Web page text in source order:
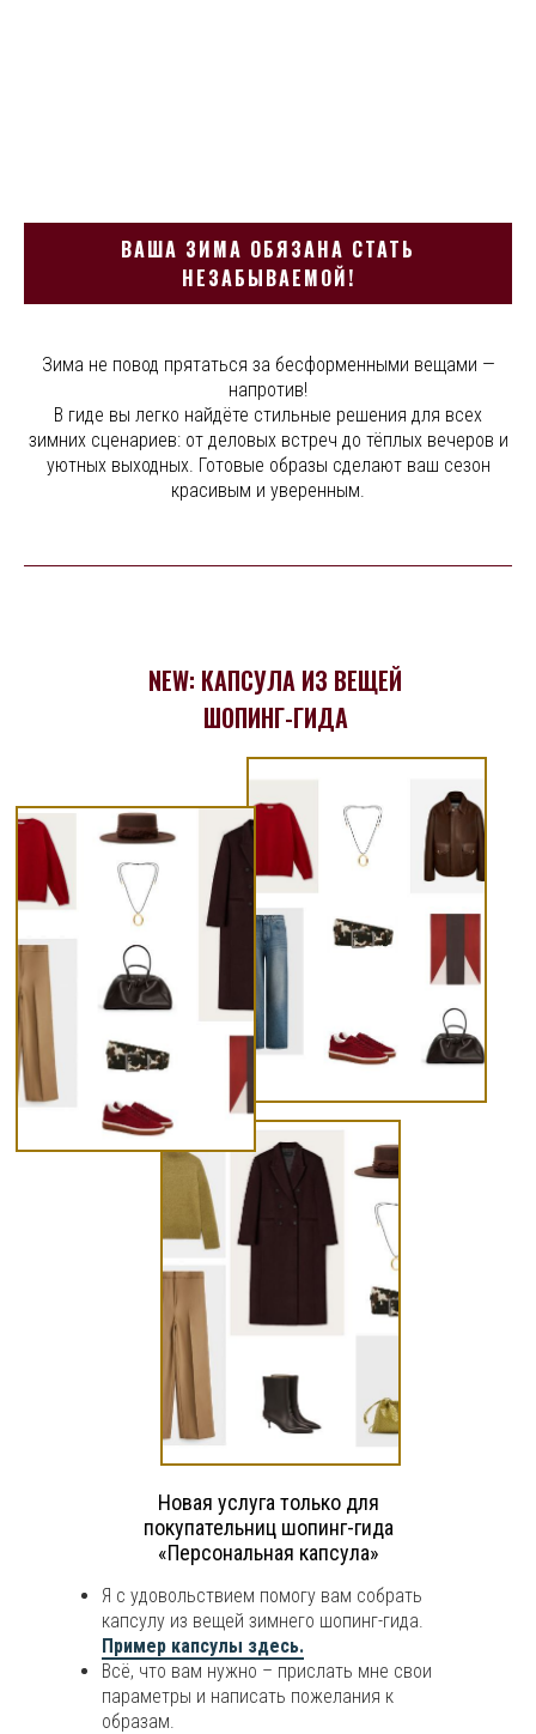
ВАША ЗИМА ОБЯЗАНА СТАТЬ
НЕЗАБЫВАЕМОЙ!
Зима не повод прятаться за бесформенными вещами —
напротив!
В гиде вы легко найдёте стильные решения для всех
зимних сценариев: от деловых встреч до тёплых вечеров и
уютных выходных. Готовые образы сделают ваш сезон
красивым и уверенным.
Я с удовольствием помогу вам собрать
капсулу из вещей зимнего шопинг-гида.
Пример капсулы здесь.
Всё, что вам нужно – прислать мне свои
параметры и написать пожелания к
образам.
NEW: КАПСУЛА ИЗ ВЕЩЕЙ
ШОПИНГ-ГИДА
Новая услуга только для
покупательниц шопинг-гида
«Персональная капсула»